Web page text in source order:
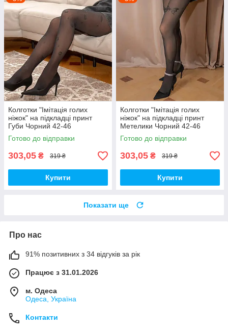
Колготки "Імітація голих
ніжок" на підкладці принт
Губи Чорний 42-46
Готово до відправки
303,05 ₴ 319 ₴
Купити
Колготки "Імітація голих
ніжок" на підкладці принт
Метелики Чорний 42-46
Готово до відправки
303,05 ₴ 319 ₴
Купити
Показати ще
Про нас
91% позитивних з 34 відгуків за рік
Працює з 31.01.2026
м. Одеса
Одеса, Україна
Контакти